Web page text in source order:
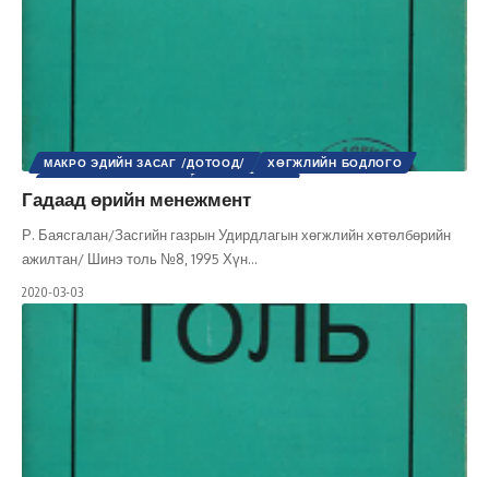
МАКРО ЭДИЙН ЗАСАГ /ДОТООД/
ХӨГЖЛИЙН БОДЛОГО
Гадаад өрийн менежмент
Р. Баясгалан/Засгийн газрын Удирдлагын хөгжлийн хөтөлбөрийн
ажилтан/ Шинэ толь №8, 1995 Хүн…
2020-03-03